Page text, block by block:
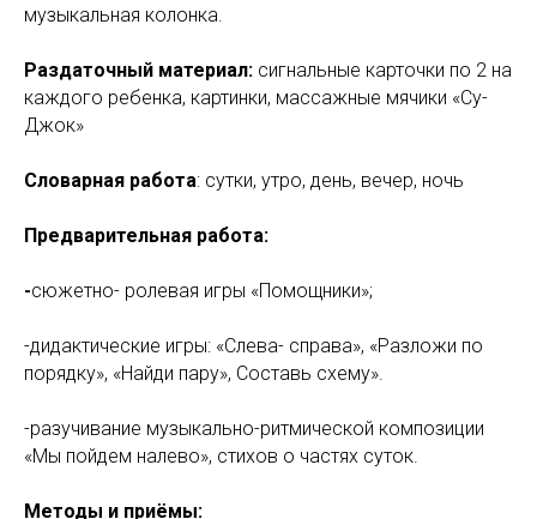
музыкальная колонка.
Раздаточный материал: сигнальные карточки по 2 на
каждого ребенка, картинки, массажные мячики «Су-
Джок»
Словарная работа: сутки, утро, день, вечер, ночь
Предварительная работа:
-сюжетно- ролевая игры «Помощники»;
-дидактические игры: «Слева- справа», «Разложи по
порядку», «Найди пару», Составь схему».
-разучивание музыкально-ритмической композиции
«Мы пойдем налево», стихов о частях суток.
Методы и приёмы: